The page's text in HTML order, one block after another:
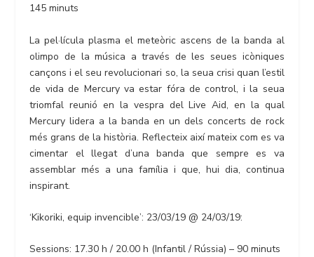
145 minuts
La pel·lícula plasma el meteòric ascens de la banda al
olimpo de la música a través de les seues icòniques
cançons i el seu revolucionari so, la seua crisi quan l’estil
de vida de Mercury va estar fóra de control, i la seua
triomfal reunió en la vespra del Live Aid, en la qual
Mercury lidera a la banda en un dels concerts de rock
més grans de la història. Reflecteix així mateix com es va
cimentar el llegat d’una banda que sempre es va
assemblar més a una família i que, hui dia, continua
inspirant.
‘Kikoriki, equip invencible’: 23/03/19 @ 24/03/19:
Sessions: 17.30 h / 20.00 h (Infantil / Rússia) – 90 minuts